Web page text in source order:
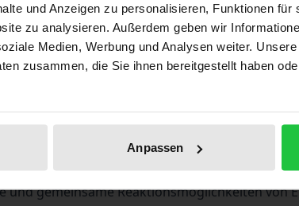
und Anzeigen zu personalisieren, Funktionen für
zu analysieren. Außerdem geben wir
Medien, Werbung und Analysen weiter.
zusammen, die Sie ihnen bereitgestellt haben
Anpassen
Bibliografische Angaben
stetig an praktischer Bedeutung. Mit dem
Kein anderes erbrechtliches
die Gefahr einher, die Zeit nach dem Erbfall
das Werk zunächst die Freiheit zur
gemeinsame Reaktionsmöglichkeiten von